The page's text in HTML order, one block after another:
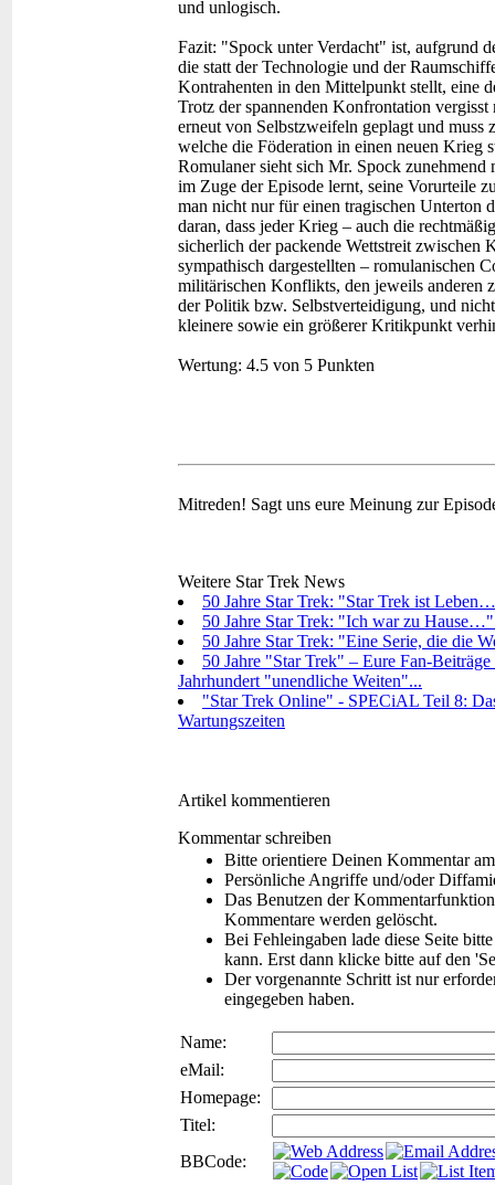
und unlogisch.
Fazit: "Spock unter Verdacht" ist, aufgrund
die statt der Technologie und der
Kontrahenten in den Mittelpunkt stellt, eine
Trotz der spannenden Konfrontation
erneut von Selbstzweifeln geplagt und muss
welche die Föderation in einen neuen Krieg
Romulaner sieht sich Mr. Spock
im Zuge der Episode lernt, seine Vorurteile
man nicht nur für einen tragischen Unterton
daran, dass jeder Krieg – auch die
sicherlich der packende Wettstreit
sympathisch dargestellten – romulanischen
militärischen Konflikts, den jeweils anderen
der Politik bzw. Selbstverteidigung, und
kleinere sowie ein größerer Kritikpunkt
Wertung: 4.5 von 5 Punkten
Mitreden! Sagt uns eure Meinung zur
Weitere Star Trek News
50 Jahre Star Trek: "Star Trek ist
50 Jahre Star Trek: "Ich war zu
50 Jahre Star Trek: "Eine Serie, die die
50 Jahre "Star Trek" – Eure Fan-
Jahrhundert "unendliche Weiten"...
"Star Trek Online" - SPECiAL Teil 8:
Wartungszeiten
Artikel kommentieren
Kommentar schreiben
Bitte orientiere Deinen Kommentar
Persönliche Angriffe und/oder
Das Benutzen der
Kommentare werden gelöscht.
Bei Fehleingaben lade diese Seite
kann. Erst dann klicke bitte auf den
Der vorgenannte Schritt ist nur
eingegeben haben.
Name:
eMail:
Homepage:
Titel:
BBCode: